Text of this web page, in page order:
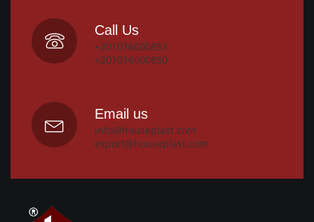
Call Us
+201016600853
+201016600850
Email us
info@houseplast.com
export@houseplast.com